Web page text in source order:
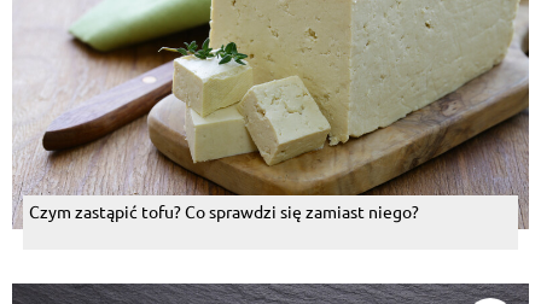
Czym zastąpić tofu? Co sprawdzi się zamiast niego?